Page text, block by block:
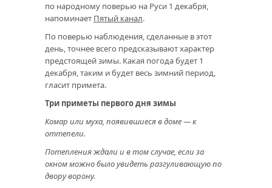
по народному поверью на Руси 1 декабря,
напоминает Пятый канал.
По поверью наблюдения, сделанные в этот
день, точнее всего предсказывают характер
предстоящей зимы. Какая погода будет 1
декабря, таким и будет весь зимний период,
гласит примета.
Три приметы первого дня зимы
Комар или муха, появившиеся в доме — к
оттепели.
Потепления ждали и в том случае, если за
окном можно было увидеть разгуливающую по
двору ворону.